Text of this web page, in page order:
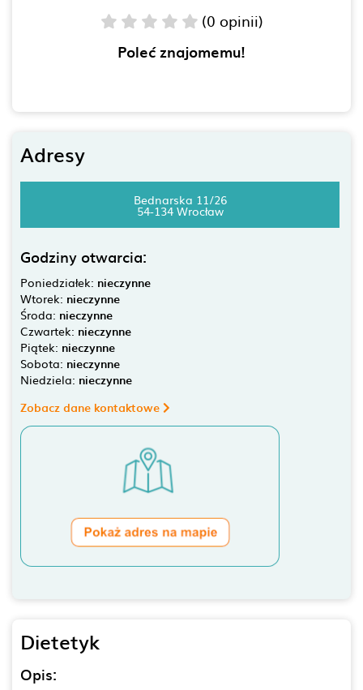
(0 opinii)
Poleć znajomemu!
Adresy
Bednarska 11/26
54-134 Wrocław
Godziny otwarcia:
Poniedziałek: nieczynne
Wtorek: nieczynne
Środa: nieczynne
Czwartek: nieczynne
Piątek: nieczynne
Sobota: nieczynne
Niedziela: nieczynne
Zobacz dane kontaktowe
Dietetyk
Opis: